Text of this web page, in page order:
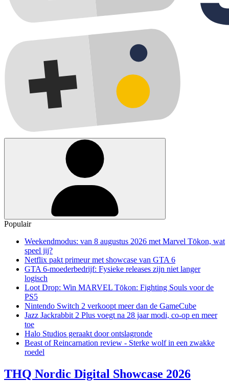
Populair
Weekendmodus: van 8 augustus 2026 met Marvel Tōkon, wat
speel jij?
Netflix pakt primeur met showcase van GTA 6
GTA 6-moederbedrijf: Fysieke releases zijn niet langer
logisch
Loot Drop: Win MARVEL Tōkon: Fighting Souls voor de
PS5
Nintendo Switch 2 verkoopt meer dan de GameCube
Jazz Jackrabbit 2 Plus voegt na 28 jaar modi, co-op en meer
toe
Halo Studios geraakt door ontslagronde
Beast of Reincarnation review - Sterke wolf in een zwakke
roedel
THQ Nordic Digital Showcase 2026